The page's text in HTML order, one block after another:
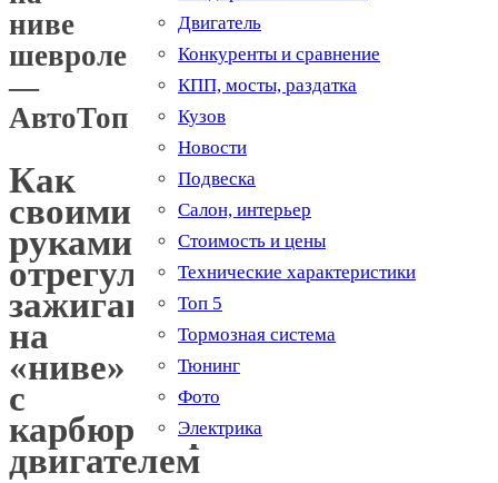
ниве
шевроле
—
АвтоТоп
Как
своими
руками
отрегулировать
зажигание
на
«ниве»
с
карбюраторным
двигателем
Двигатель
Конкуренты и сравнение
КПП, мосты, раздатка
Кузов
Новости
Подвеска
Салон, интерьер
Стоимость и цены
Технические характеристики
Топ 5
Тормозная система
Тюнинг
Фото
Электрика